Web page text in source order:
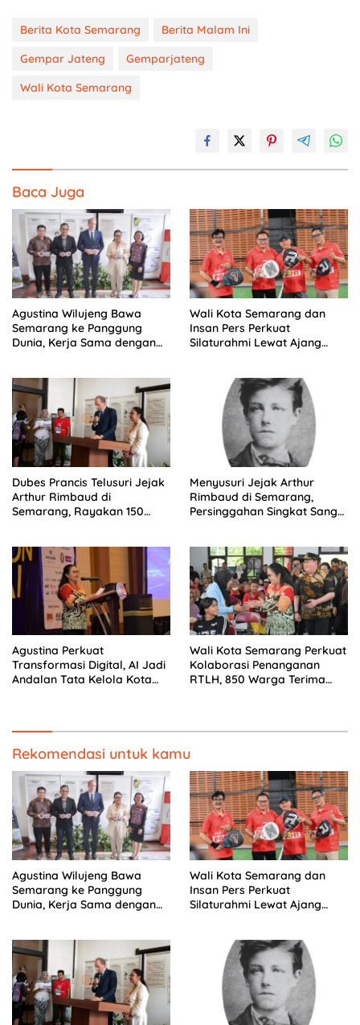
Berita Kota Semarang
Berita Malam Ini
Gempar Jateng
Gemparjateng
Wali Kota Semarang
Baca Juga
Agustina Wilujeng Bawa
Semarang ke Panggung
Dunia, Kerja Sama dengan
Wali Kota Semarang dan
Insan Pers Perkuat
Silaturahmi Lewat Ajang
Dubes Prancis Telusuri Jejak
Arthur Rimbaud di
Semarang, Rayakan 150
Menyusuri Jejak Arthur
Rimbaud di Semarang,
Persinggahan Singkat Sang
Agustina Perkuat
Transformasi Digital, AI Jadi
Andalan Tata Kelola Kota
Wali Kota Semarang Perkuat
Kolaborasi Penanganan
RTLH, 850 Warga Terima
Rekomendasi untuk kamu
Agustina Wilujeng Bawa
Semarang ke Panggung
Dunia, Kerja Sama dengan
Wali Kota Semarang dan
Insan Pers Perkuat
Silaturahmi Lewat Ajang